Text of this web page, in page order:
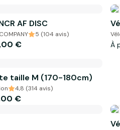
AF DISC
5 (104 avis)
€ À
taille M (170-180cm)
4,8 (314 avis)
€